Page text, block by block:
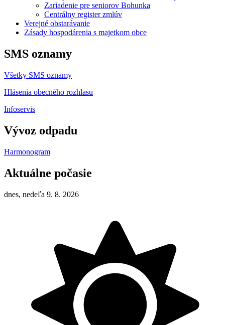
Zariadenie pre seniorov Bohunka
Centrálny register zmlúv
Verejné obstarávanie
Zásady hospodárenia s majetkom obce
SMS oznamy
Všetky SMS oznamy
Hlásenia obecného rozhlasu
Infoservis
Vývoz odpadu
Harmonogram
Aktuálne počasie
dnes, nedeľa 9. 8. 2026